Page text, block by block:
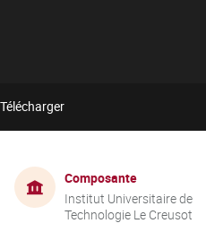
Télécharger
Composante
Institut Universitaire de
Technologie Le Creusot